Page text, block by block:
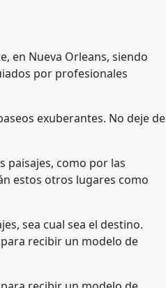
en Nueva Orleans, siendo
por profesionales
exuberantes. No deje de
paisajes, como por las
estos otros lugares como
sea cual sea el destino.
recibir un modelo de